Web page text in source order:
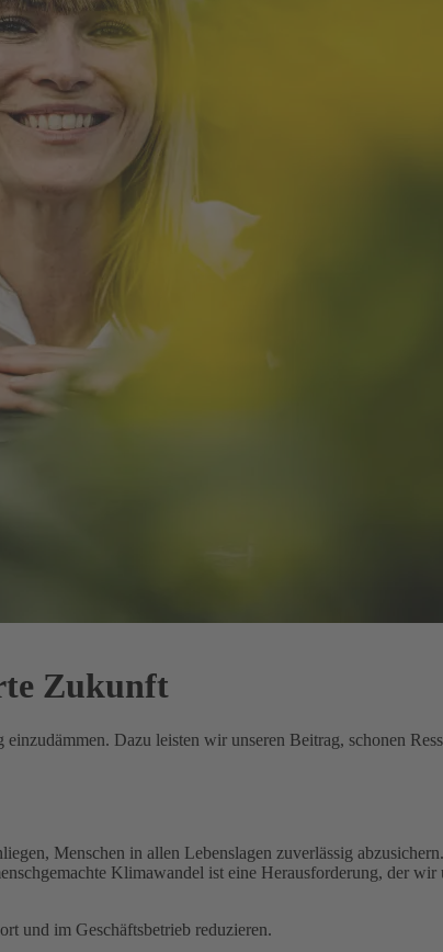
Zukunft
Dazu leisten wir unseren Beitrag, schonen
Menschen in allen Lebenslagen zuverlässig
Klimawandel ist eine Herausforderung, der
und im Geschäftsbetrieb reduzieren.